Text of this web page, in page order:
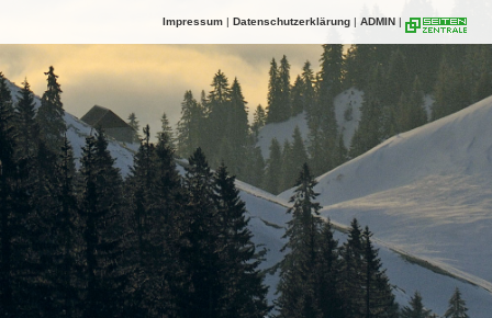
Impressum | Datenschutzerklärung | ADMIN |